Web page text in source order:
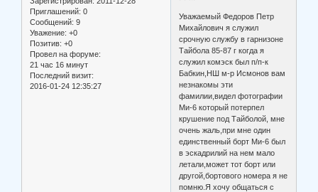
Приглашений: 0
Сообщений: 9
Уважение: +0
Позитив: +0
Провел на форуме:
21 час 16 минут
Последний визит:
2016-01-24 12:35:27
Уважаемый Федоров Петр
Михайлович я служил
срочную службу в гарнизоне
Тайбола 85-87 г когда я
служил комэск был п/п-к
Бабкин,НШ м-р Исмонов вам
незнакомы эти
фамилии,видел фотографии
Ми-6 который потерпел
крушение под Тайболой, мне
очень жаль,при мне один
единственный борт Ми-6 был
в эскадрилий на нем мало
летали,может тот борт или
другой,бортового номера я не
помню.Я хочу общаться с